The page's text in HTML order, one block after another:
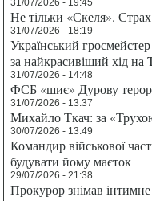
31/07/2026 - 19:45
Не тільки «Скеля».
31/07/2026 - 18:19
Український
за найкрасивіший хід на
31/07/2026 - 14:48
ФСБ «шиє» Дурову
31/07/2026 - 13:37
Михайло Ткач: за
30/07/2026 - 13:49
Командир військової
будувати йому маєток
29/07/2026 - 21:38
Прокурор знімав інтимне